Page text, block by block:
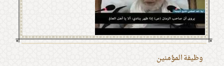
وظيفة المؤمنين